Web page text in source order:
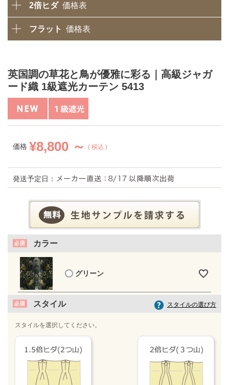
2倍ヒダ 価格表
フラット 価格表
英国調の草花と鳥が優雅に彩る｜高級ジャガ
ード織 1級遮光カーテン 5413
価格 ¥8,800 ～ 税込
発送予定日：
カラー
グリーン
スタイル スタイルの選び方
スタイルを選択してください。